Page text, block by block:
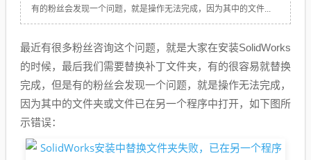
有的粉丝会发现一个问题，就是操作无法完成，因为其中的文件...
最近有很多粉丝咨询这个问题，就是大家在安装SolidWorks
的时候，最后我们需要替换补丁文件夹，有的很容易就替换
完成，但是有的粉丝会发现一个问题，就是操作无法完成，
因为其中的文件夹或文件已在另一个程序中打开，如下图所
示错误：